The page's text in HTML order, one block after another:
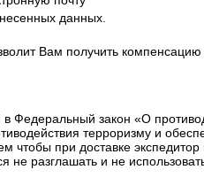
данных.
Вам получить
Федеральный закон «О
терроризму и
при доставке
разглашать и не